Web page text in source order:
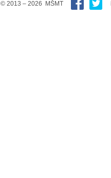
© 2013 – 2026 MŠMT